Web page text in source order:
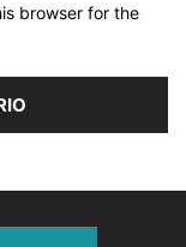
browser for the